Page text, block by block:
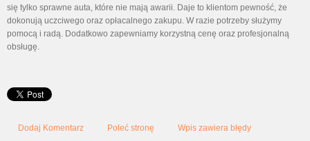
się tylko sprawne auta, które nie mają awarii. Daje to klientom pewność, że
dokonują uczciwego oraz opłacalnego zakupu. W razie potrzeby służymy
pomocą i radą. Dodatkowo zapewniamy korzystną cenę oraz profesjonalną
obsługę.
Dodaj Komentarz Poleć stronę Wpis zawiera błędy